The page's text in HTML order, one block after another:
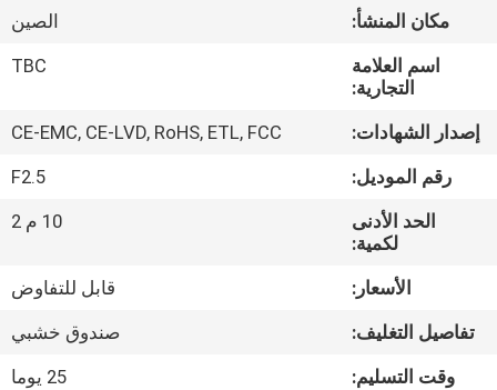
عرض
الواقع
الافتراضي
معلومات
في
المعمل
مكان المنشأ:
الصين
اسم العلامة
التجارية:
TBC
إصدار الشهادات:
CE-EMC, CE-LVD, RoHS, ETL, FCC
رقم الموديل:
F2.5
الحد الأدنى
لكمية:
10 م 2
الأسعار:
قابل للتفاوض
تفاصيل التغليف:
صندوق خشبي
وقت التسليم:
25 يوما